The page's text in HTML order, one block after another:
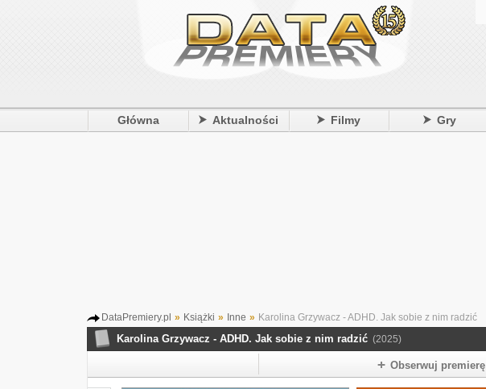
Główna Aktualności Filmy Gry
DataPremiery.pl » Książki » Inne » Karolina Grzywacz - ADHD. Jak sobie z nim radzić
Karolina Grzywacz - ADHD. Jak sobie z nim radzić (2025)
Obserwuj premierę